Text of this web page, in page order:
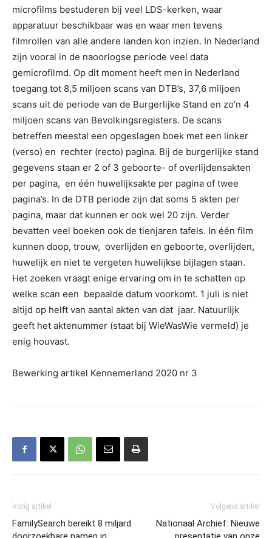
microfilms bestuderen bij veel LDS-kerken, waar
apparatuur beschikbaar was en waar men tevens
filmrollen van alle andere landen kon inzien. In Nederland
zijn vooral in de naoorlogse periode veel data
gemicrofilmd. Op dit moment heeft men in Nederland
toegang tot 8,5 miljoen scans van DTB’s, 37,6 miljoen
scans uit de periode van de Burgerlijke Stand en zo’n 4
miljoen scans van Bevolkingsregisters. De scans
betreffen meestal een opgeslagen boek met een linker
(verso) en rechter (recto) pagina. Bij de burgerlijke stand
gegevens staan er 2 of 3 geboorte- of overlijdensakten
per pagina, en één huwelijksakte per pagina of twee
pagina’s. In de DTB periode zijn dat soms 5 akten per
pagina, maar dat kunnen er ook wel 20 zijn. Verder
bevatten veel boeken ook de tienjaren tafels. In één film
kunnen doop, trouw, overlijden en geboorte, overlijden,
huwelijk en niet te vergeten huwelijkse bijlagen staan.
Het zoeken vraagt enige ervaring om in te schatten op
welke scan een bepaalde datum voorkomt. 1 juli is niet
altijd op helft van aantal akten van dat jaar. Natuurlijk
geeft het aktenummer (staat bij WieWasWie vermeld) je
enig houvast.
Bewerking artikel Kennemerland 2020 nr 3
Vorig artikel
FamilySearch bereikt 8 miljard
Volgend artikel
Nationaal Archief: Nieuwe